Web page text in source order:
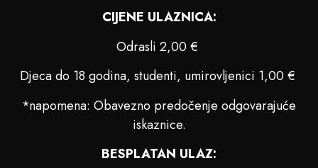
CIJENE ULAZNICA:
Odrasli 2,00 €
Djeca do 18 godina, studenti, umirovljenici 1,00 €
*napomena: Obavezno predočenje odgovarajuće
iskaznice.
BESPLATAN ULAZ: